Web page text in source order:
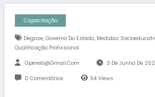
Capacitação
Degase, Governo Do Estado, Medidas
Qualificação Profissional
Gperelo@gmail.com 3 De Junho De
0 Comentários 54 Views